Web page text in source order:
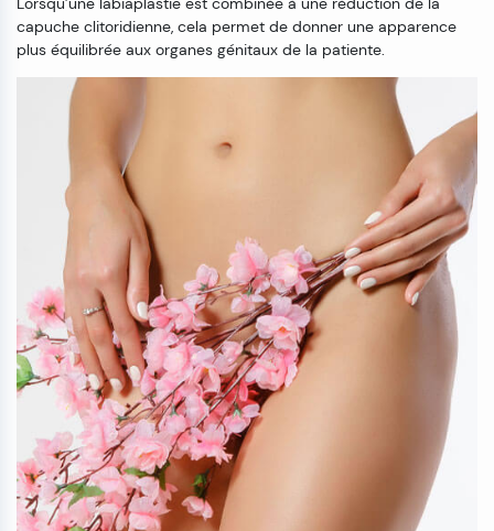
capuche clitoridienne, cela permet de donner une apparence
plus équilibrée aux organes génitaux de la patiente.